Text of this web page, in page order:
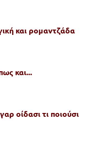
και ρομαντζάδα
και...
οίδασι τι ποιούσι